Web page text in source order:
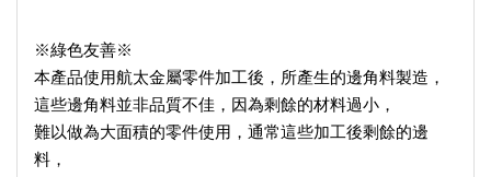
※綠色友善※
本產品使用航太金屬零件加工後，所產生的邊角料製造，
這些邊角料並非品質不佳，因為剩餘的材料過小，
難以做為大面積的零件使用，通常這些加工後剩餘的邊
料，